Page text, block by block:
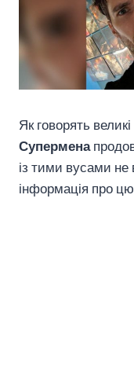
Як говорять
Супермена
із тими вусами не
інформація про